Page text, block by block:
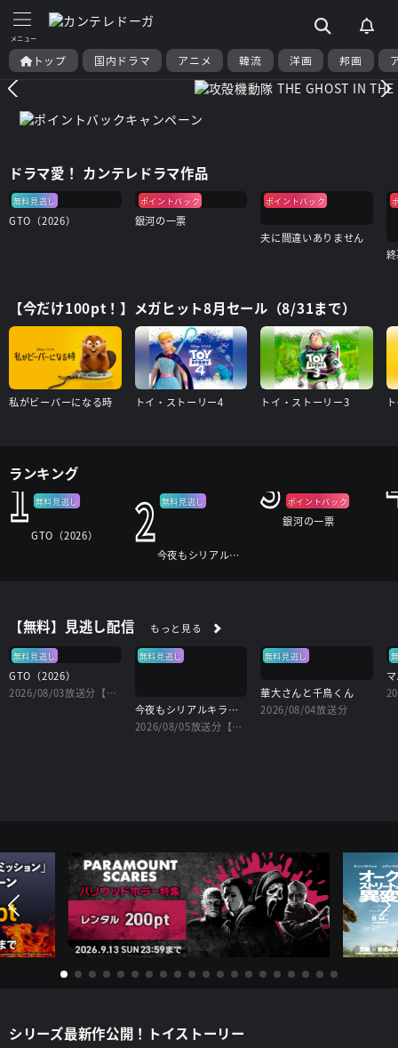
トップ 国内ドラマ アニメ 韓流 洋画 邦画
ドラマ愛！ カンテレドラマ作品
無料見逃し
GTO（2026）
ポイントバック
銀河の一票
ポイントバック
夫に間違いありません
【今だけ100pt！】メガヒット8月セール（8/31まで）
私がビーバーになる時 トイ・ストーリー4 トイ・ストーリー3
ランキング
1 無料見逃し
GTO（2026） 2 無料見逃し
今夜もシリアルキラーと待ち合わせ
3 ポイントバック
銀河の一票
【無料】見逃し配信 もっと見る
無料見逃し
GTO（2026）
2026/08/03放送分【字】
無料見逃し
今夜もシリアルキラーと待ち合わせ
2026/08/05放送分【字】
無料見逃し
華大さんと千鳥くん
2026/08/04放送分
シリーズ最新作公開！トイストーリー